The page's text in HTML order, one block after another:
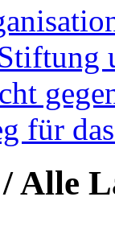
für
Alle